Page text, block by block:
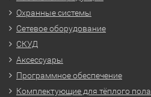
Охранные системы
Сетевое оборудование
СКУД
Аксессуары
Программное обеспечение
Комплектующие для тёплого пола